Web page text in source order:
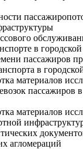
в
пассажиров
в
материалов
пассажиров
материалов
агломераций